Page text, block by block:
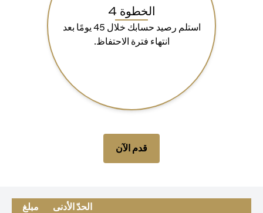
الخطوة 4
استلم رصيد حسابك خلال 45 يومًا بعد
انتهاء فترة الاحتفاظ.
قدم الآن
الحدّ الأدنى
مبلغ